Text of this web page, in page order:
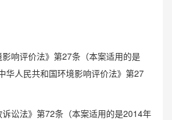
影响评价法》第27条（本案适用的是
华人民共和国环境影响评价法》第27
诉讼法》第72条（本案适用的是2014年